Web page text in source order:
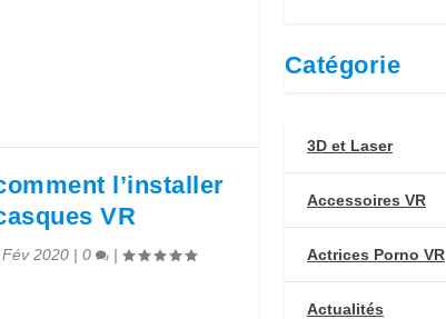
l’installer
VR
Fév 2020| 0 |
Catégorie
3D et Laser
Accessoires VR
Actrices Porno VR
Actualités